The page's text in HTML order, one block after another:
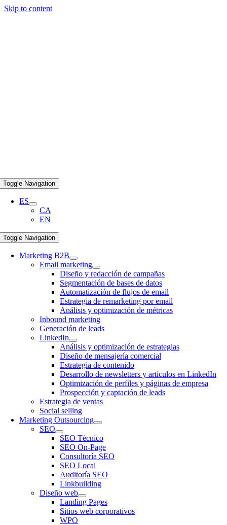
Skip to content
Toggle Navigation
ES
CA
EN
Toggle Navigation
Marketing B2B
Email marketing
Diseño y redacción de campañas
Segmentación de bases de datos
Automatización de flujos de email
Estrategia de remarketing por email
Análisis y optimización de métricas
Inbound marketing
Generación de leads
LinkedIn
Análisis y optimización de estrategias
Diseño de mensajería comercial
Estrategia de contenido
Desarrollo de newsletters y artículos en LinkedIn
Optimización de perfiles y páginas de empresa
Prospección y captación de leads
Estrategia de ventas
Social selling
Marketing Outsourcing
SEO
SEO Técnico
SEO On-Page
Consultoría SEO
SEO Local
Auditoría SEO
Linkbuilding
Diseño web
Landing Pages
Sitios web corporativos
WPO